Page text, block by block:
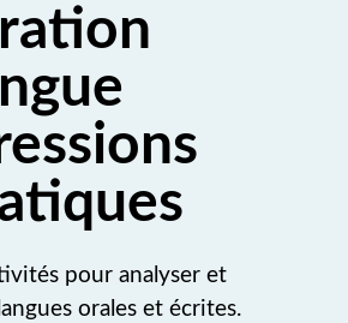
pour analyser et
orales et écrites.